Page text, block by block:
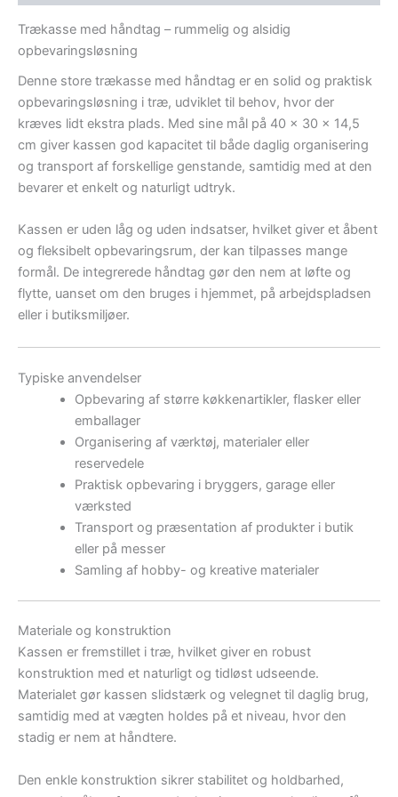
Trækasse med håndtag – rummelig og alsidig
opbevaringsløsning
Denne store trækasse med håndtag er en solid og praktisk
opbevaringsløsning i træ, udviklet til behov, hvor der
kræves lidt ekstra plads. Med sine mål på 40 x 30 x 14,5
cm giver kassen god kapacitet til både daglig organisering
og transport af forskellige genstande, samtidig med at den
bevarer et enkelt og naturligt udtryk.
Kassen er uden låg og uden indsatser, hvilket giver et åbent
og fleksibelt opbevaringsrum, der kan tilpasses mange
formål. De integrerede håndtag gør den nem at løfte og
flytte, uanset om den bruges i hjemmet, på arbejdspladsen
eller i butiksmiljøer.
Typiske anvendelser
Opbevaring af større køkkenartikler, flasker eller
emballager
Organisering af værktøj, materialer eller
reservedele
Praktisk opbevaring i bryggers, garage eller
værksted
Transport og præsentation af produkter i butik
eller på messer
Samling af hobby- og kreative materialer
Materiale og konstruktion
Kassen er fremstillet i træ, hvilket giver en robust
konstruktion med et naturligt og tidløst udseende.
Materialet gør kassen slidstærk og velegnet til daglig brug,
samtidig med at vægten holdes på et niveau, hvor den
stadig er nem at håndtere.
Den enkle konstruktion sikrer stabilitet og holdbarhed,